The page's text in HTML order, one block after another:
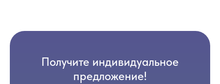
Получите индивидуальное
предложение!